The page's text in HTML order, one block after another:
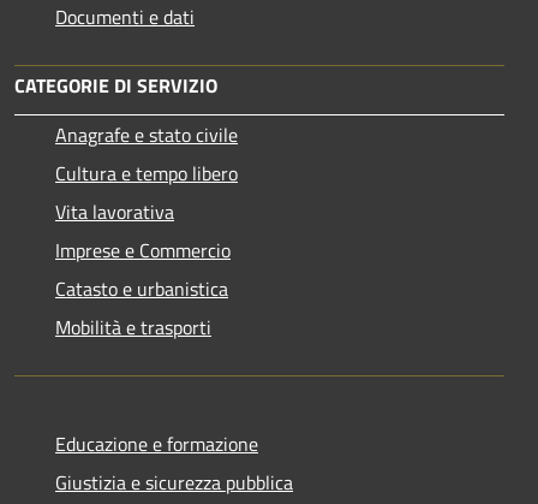
Documenti e dati
CATEGORIE DI SERVIZIO
Anagrafe e stato civile
Cultura e tempo libero
Vita lavorativa
Imprese e Commercio
Catasto e urbanistica
Mobilità e trasporti
Educazione e formazione
Giustizia e sicurezza pubblica